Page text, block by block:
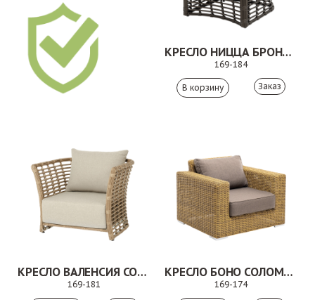
КРЕСЛО НИЦЦА БРОНЗОВЫЙ
169-184
Заказ
КРЕСЛО ВАЛЕНСИЯ СОЛОМЕННЫЙ
169-181
КРЕСЛО БОНО СОЛОМЕННЫЙ
169-174